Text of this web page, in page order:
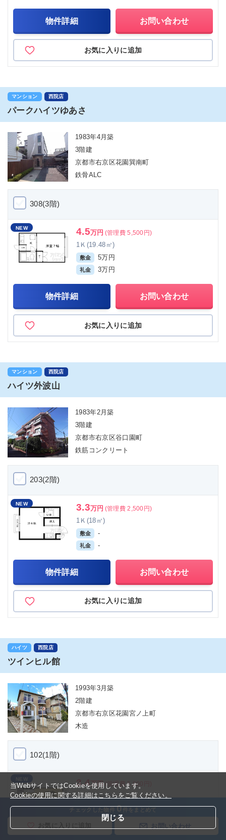
チェックした物件 0件をまとめて
物件詳細 お問い合わせ
お気に入りに追加
マンション 西院店
パークハイツゆあさ
1983年4月築
3階建
京都市右京区花園巽南町
鉄骨ALC
308(3階)
NEW 4.5万円 (管理費 5,500円)
1Ｋ(19.48㎡)
敷金 5万円
礼金 3万円
物件詳細 お問い合わせ
お気に入りに追加
マンション 西院店
ハイツ外波山
1983年2月築
3階建
京都市右京区谷口園町
鉄筋コンクリート
203(2階)
NEW 3.3万円 (管理費 2,500円)
1Ｋ(18㎡)
敷金 -
礼金 -
物件詳細 お問い合わせ
お気に入りに追加
ハイツ 西院店
ツインヒル館
1993年3月築
2階建
京都市右京区花園宮ノ上町
木造
102(1階)
3.4万円 (管理費 5,000円)
1Ｋ(23.2㎡)
敷金 5万円
当WebサイトではCookieを使用しています。
Cookieの使用に関する詳細はこちらをご覧ください。
閉じる